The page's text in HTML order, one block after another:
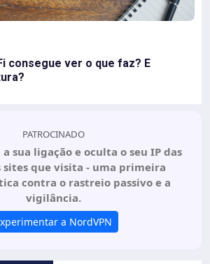
consegue ver o que faz? E
PATROCINADO
a sua ligação e oculta o seu IP das
sites que visita - uma primeira
contra o rastreio passivo e a
vigilância.
a NordVPN